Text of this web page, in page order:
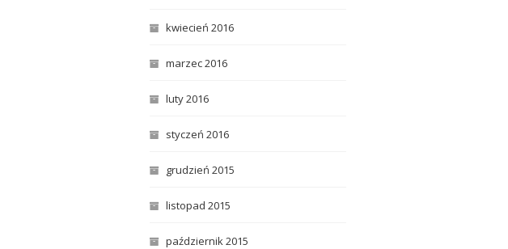
kwiecień 2016
marzec 2016
luty 2016
styczeń 2016
grudzień 2015
listopad 2015
październik 2015